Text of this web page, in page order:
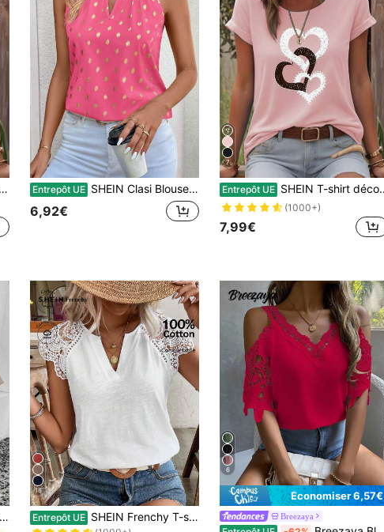
Entrepôt UE SHEIN Clasi Blouse sans manches décontractée pour femmes avec imprimé à pois en feuille d'or
6,92€
7
Entrepôt UE SHEIN T-shirt décontracté à manches courtes et col rond imprimé de motifs de cœur pour femmes, pour l'été et les vêtements du nouvel an. Hauts graphiques pour femmes
(1000+)
7,99€
18
Entrepôt UE SHEIN Frenchy T-shirt en coton bambou blanc à col en V avec patchwork en dentelle soluble dans l'eau. Confortable et respirant pour le quotidien, les vacances et les déplacements. Style cottagecore, blanc, saison des mariages
#3 BEST-SELLERS
de Entaillé Hauts, chemisiers et t-shirts pour fem
(1000+)
6
Économiser 6,57€
Breezaya